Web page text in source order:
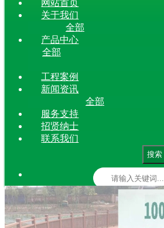
网站首页
关于我们
全部
产品中心
全部
工程案例
新闻资讯
全部
服务支持
招贤纳士
联系我们
搜索